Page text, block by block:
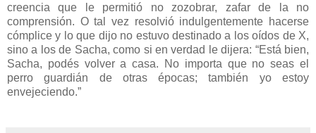
creencia que le permitió no zozobrar, zafar de la no
comprensión. O tal vez resolvió indulgentemente hacerse
cómplice y lo que dijo no estuvo destinado a los oídos de X,
sino a los de Sacha, como si en verdad le dijera: “Está bien,
Sacha, podés volver a casa. No importa que no seas el
perro guardián de otras épocas; también yo estoy
envejeciendo.”